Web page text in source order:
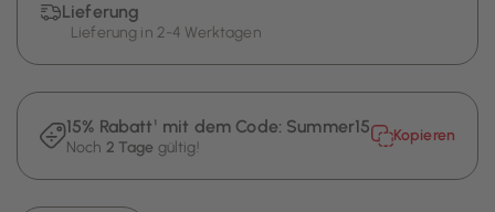
Lieferung
Lieferung in 2-4 Werktagen
15% Rabatt¹ mit dem Code: Summer15
Noch 2 Tage gültig!
Kopieren